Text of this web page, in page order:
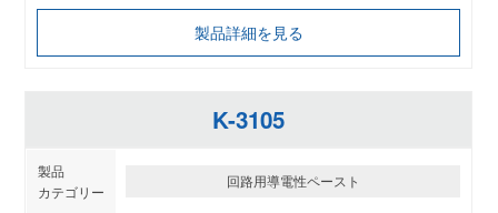
製品詳細を見る
K-3105
回路用導電性ペースト